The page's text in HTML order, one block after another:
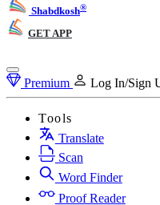
Shabdkosh®
GET APP
Premium Log In/Sign
Tools
Translate
Scan
Word Finder
Proof Reader